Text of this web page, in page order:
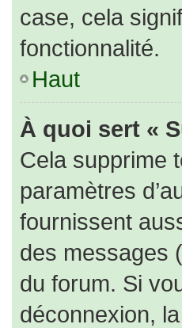
case, cela
fonctionnalité.
Haut
À quoi sert «
Cela supprime
paramètres
fournissent
des messages
du forum. Si
déconnexion,